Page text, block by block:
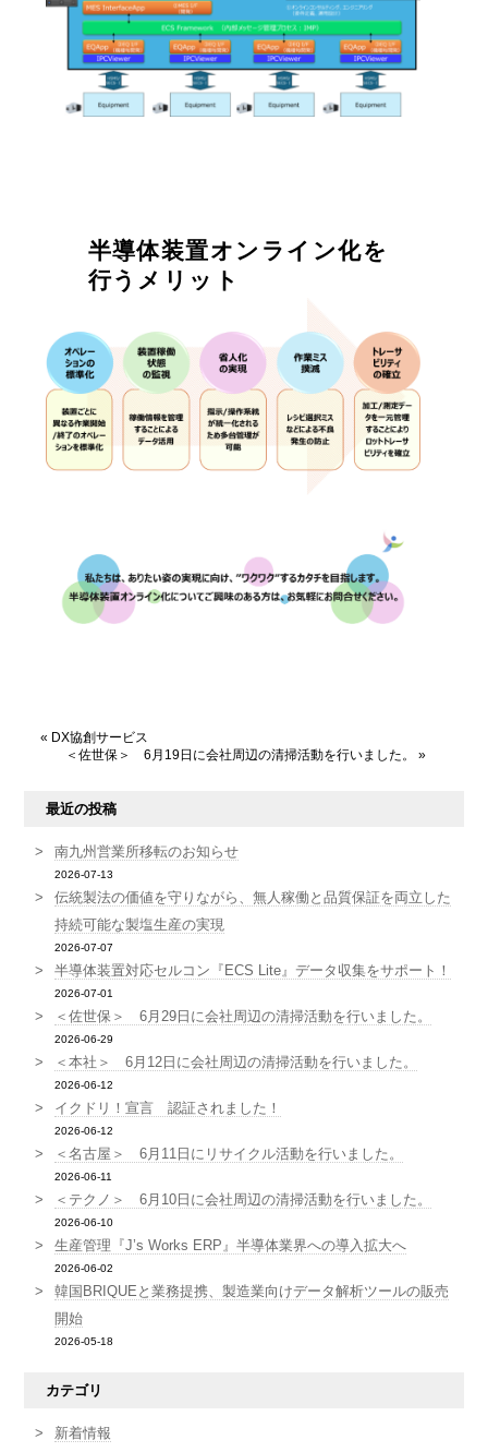
半導体装置オンライン化を
行うメリット
« DX協創サービス
＜佐世保＞ 6月19日に会社周辺の清掃活動を行いました。
»
最近の投稿
南九州営業所移転のお知らせ
2026-07-13
伝統製法の価値を守りながら、無人稼働と品質保証を両立した
持続可能な製塩生産の実現
2026-07-07
半導体装置対応セルコン『ECS Lite』データ収集をサポート！
2026-07-01
＜佐世保＞ 6月29日に会社周辺の清掃活動を行いました。
2026-06-29
＜本社＞ 6月12日に会社周辺の清掃活動を行いました。
2026-06-12
イクドリ！宣言 認証されました！
2026-06-12
＜名古屋＞ 6月11日にリサイクル活動を行いました。
2026-06-11
＜テクノ＞ 6月10日に会社周辺の清掃活動を行いました。
2026-06-10
生産管理『J’s Works ERP』半導体業界への導入拡大へ
2026-06-02
韓国BRIQUEと業務提携、製造業向けデータ解析ツールの販売
開始
2026-05-18
カテゴリ
新着情報